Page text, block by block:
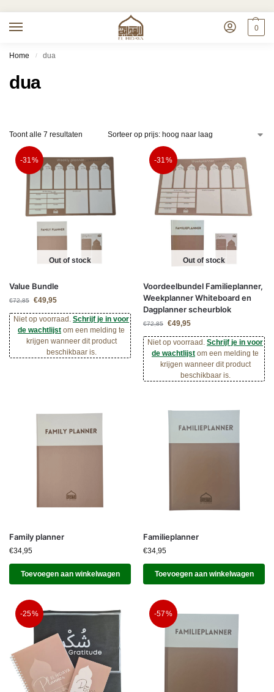
0
Home / dua
dua
Toont alle 7 resultaten
-31%
Out of stock
Value Bundle
€72,85 €49,95
Niet op voorraad. Schrijf je in voor
de wachtlijst om een melding te
krijgen wanneer dit product
beschikbaar is.
-31%
Out of stock
Voordeelbundel Familieplanner,
Weekplanner Whiteboard en
Dagplanner scheurblok
€72,85 €49,95
Niet op voorraad. Schrijf je in voor
de wachtlijst om een melding te
krijgen wanneer dit product
beschikbaar is.
Family planner
€34,95
Toevoegen aan winkelwagen
Familieplanner
€34,95
Toevoegen aan winkelwagen
-25% -57%